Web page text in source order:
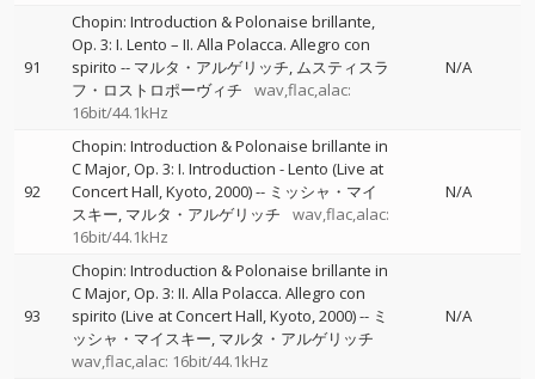
91
Chopin: Introduction & Polonaise brillante,
Op. 3: I. Lento – II. Alla Polacca. Allegro con
spirito -- マルタ・アルゲリッチ ムスティスラ
フ・ロストロポーヴィチ
wav,flac,alac:
16bit/44.1kHz
N/A
92
Chopin: Introduction & Polonaise brillante in
C Major, Op. 3: I. Introduction - Lento (Live at
Concert Hall, Kyoto, 2000)-- ミッシャ・マイ
スキー マルタ・アルゲリッチ
wav,flac,alac:
16bit/44.1kHz
N/A
93
Chopin: Introduction & Polonaise brillante in
C Major, Op. 3: II. Alla Polacca. Allegro con
spirito (Live at Concert Hall, Kyoto, 2000)-- ミ
ッシャ・マイスキー マルタ・アルゲリッチ
wav,flac,alac: 16bit/44.1kHz
N/A